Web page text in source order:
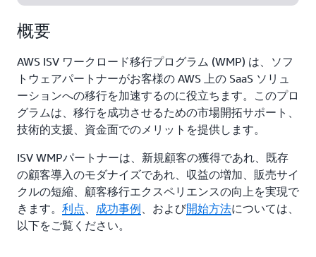
概要
AWS ISV ワークロード移行プログラム (WMP) は、ソフ
トウェアパートナーがお客様の AWS 上の SaaS ソリュ
ーションへの移行を加速するのに役立ちます。このプロ
グラムは、移行を成功させるための市場開拓サポート、
技術的支援、資金面でのメリットを提供します。
ISV WMPパートナーは、新規顧客の獲得であれ、既存
の顧客導入のモダナイズであれ、収益の増加、販売サイ
クルの短縮、顧客移行エクスペリエンスの向上を実現で
きます。 利点、 成功事例、および開始方法については、
以下をご覧ください。